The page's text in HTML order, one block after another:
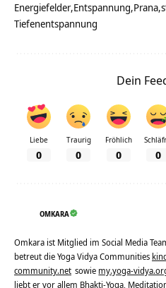
Energiefelder Entspannung Prana
Tiefenentspannung
Dein
Liebe
0
Traurig
0
Fröhlich
0 0
OMKARA
Omkara ist Mitglied im Social Media
betreut die Yoga Vidya Communities
community.net sowie my.yoga-
liebt er vor allem Bhakti-Yoga,